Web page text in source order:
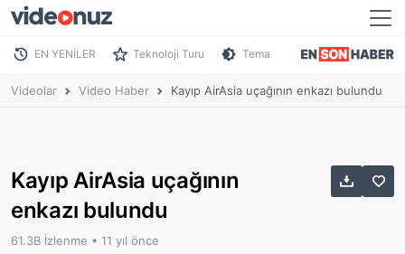
EN YENİLER Teknoloji Turu Tema
Videolar Video Haber Kayıp AirAsia uçağının enkazı bulundu
Kayıp AirAsia uçağının
enkazı bulundu
61.3B İzlenme • 11 yıl önce